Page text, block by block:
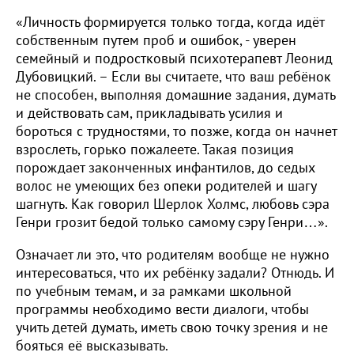
«Личность формируется только тогда, когда идёт
собственным путем проб и ошибок, - уверен
семейный и подростковый психотерапевт Леонид
Дубовицкий. – Если вы считаете, что ваш ребёнок
не способен, выполняя домашние задания, думать
и действовать сам, прикладывать усилия и
бороться с трудностями, то позже, когда он начнет
взрослеть, горько пожалеете. Такая позиция
порождает законченных инфантилов, до седых
волос не умеющих без опеки родителей и шагу
шагнуть. Как говорил Шерлок Холмс, любовь сэра
Генри грозит бедой только самому сэру Генри…».
Означает ли это, что родителям вообще не нужно
интересоваться, что их ребёнку задали? Отнюдь. И
по учебным темам, и за рамками школьной
программы необходимо вести диалоги, чтобы
учить детей думать, иметь свою точку зрения и не
бояться её высказывать.